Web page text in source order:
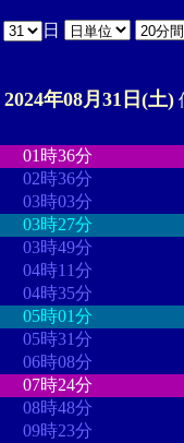
日
2024年08月31日(土)
01時36分
02時36分
03時03分
03時27分
03時49分
04時11分
04時35分
05時01分
05時31分
06時08分
07時24分
08時48分
09時23分